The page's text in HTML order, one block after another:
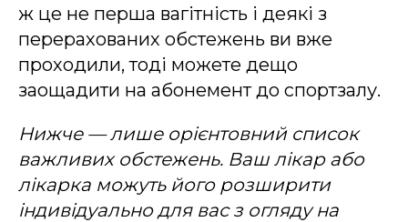
ж це не перша вагітність і деякі з
перерахованих обстежень ви вже
проходили, тоді можете дещо
заощадити на абонемент до спортзалу.
Нижче — лише орієнтовний список
важливих обстежень. Ваш лікар або
лікарка можуть його розширити
індивідуально для вас з огляду на